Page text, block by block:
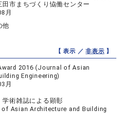
市まちづくり恊働センター
月
他
【 表示 ／非表示 】
2016 (Journal of Asian
Engineering)
月
学術雑誌による顕彰
Asian Architecture and Building